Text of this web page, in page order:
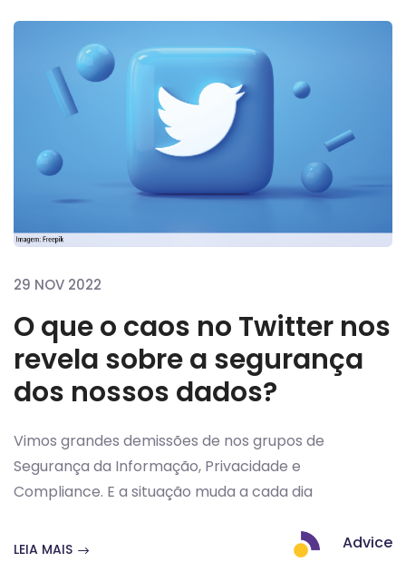
29 NOV 2022
O que o caos no Twitter nos
revela sobre a segurança
dos nossos dados?
Vimos grandes demissões de nos grupos de
Segurança da Informação, Privacidade e
Compliance. E a situação muda a cada dia
LEIA MAIS Advice